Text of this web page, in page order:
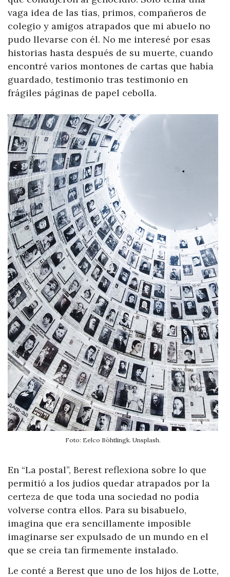
vaga idea de las tías, primos, compañeros de
colegio y amigos atrapados que mi abuelo no
pudo llevarse con él. No me interesé por esas
historias hasta después de su muerte, cuando
encontré varios montones de cartas que había
guardado, testimonio tras testimonio en
frágiles páginas de papel cebolla.
Foto: Eelco Böhtlingk. Unsplash.
En “La postal”, Berest reflexiona sobre lo que
permitió a los judíos quedar atrapados por la
certeza de que toda una sociedad no podía
volverse contra ellos. Para su bisabuelo,
imagina que era sencillamente imposible
imaginarse ser expulsado de un mundo en el
que se creía tan firmemente instalado.
Le conté a Berest que uno de los hijos de Lotte,